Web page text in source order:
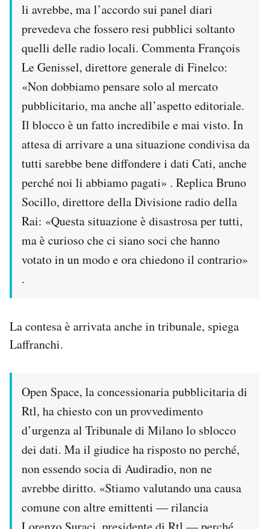
li avrebbe, ma l’accordo sui panel diari
prevedeva che fossero resi pubblici soltanto
quelli delle radio locali. Commenta François
Le Genissel, direttore generale di Finelco:
«Non dobbiamo pensare solo al mercato
pubblicitario, ma anche all’aspetto editoriale.
Il blocco è un fatto incredibile e mai visto. In
attesa di arrivare a una situazione condivisa da
tutti sarebbe bene diffondere i dati Cati, anche
perché noi li abbiamo pagati» . Replica Bruno
Socillo, direttore della Divisione radio della
Rai: «Questa situazione è disastrosa per tutti,
ma è curioso che ci siano soci che hanno
votato in un modo e ora chiedono il contrario»
.
La contesa è arrivata anche in tribunale, spiega
Laffranchi.
Open Space, la concessionaria pubblicitaria di
Rtl, ha chiesto con un provvedimento
d’urgenza al Tribunale di Milano lo sblocco
dei dati. Ma il giudice ha risposto no perché,
non essendo socia di Audiradio, non ne
avrebbe diritto. «Stiamo valutando una causa
comune con altre emittenti — rilancia